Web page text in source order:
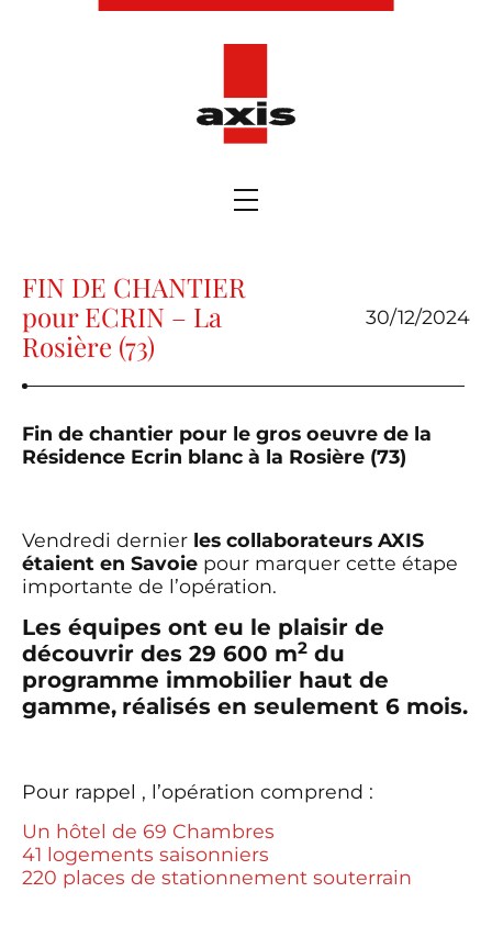
FIN DE CHANTIER
pour ECRIN – La
Rosière (73)
30/12/2024
Fin de chantier pour le gros oeuvre de la
Résidence Ecrin blanc à la Rosière (73)
Vendredi dernier les collaborateurs AXIS
étaient en Savoie pour marquer cette étape
importante de l’opération.
Les équipes ont eu le plaisir de
découvrir des 29 600 m2 du
programme immobilier haut de
gamme, réalisés en seulement 6 mois.
Pour rappel , l’opération comprend :
Un hôtel de 69 Chambres
41 logements saisonniers
220 places de stationnement souterrain